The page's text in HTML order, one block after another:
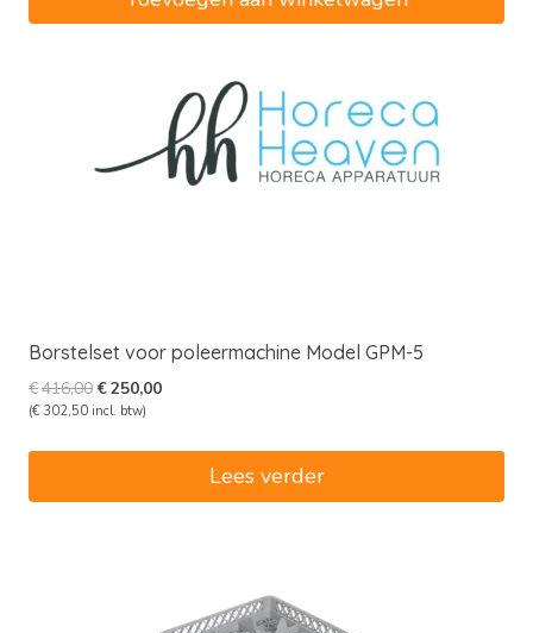
Borstelset voor poleermachine Model GPM-5
€416,00Oorspronkelijke
prijs
€250,00Huidige
€250,00.
(€ 302,50 incl. btw)
Lees verder